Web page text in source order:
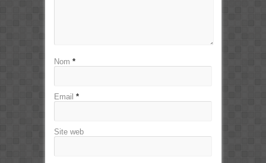
Nom *
Email *
Site web